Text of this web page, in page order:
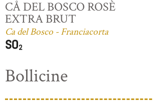
CÅ DEL BOSCO ROSÈ
EXTRA BRUT
Ca del Bosco - Franciacorta
Bollicine